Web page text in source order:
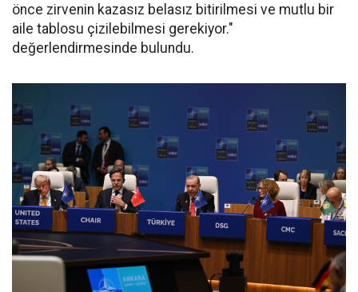
önce zirvenin kazasız belasız bitirilmesi ve mutlu bir
aile tablosu çizilebilmesi gerekiyor."
değerlendirmesinde bulundu.